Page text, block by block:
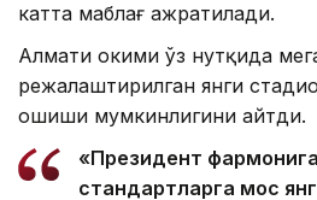
катта маблағ ажратилади.
Алмати ҳокими ўз нутқида
режалаштирилган янги
ошиши мумкинлигини айтди.
«Президент фармонига
стандартларга мос